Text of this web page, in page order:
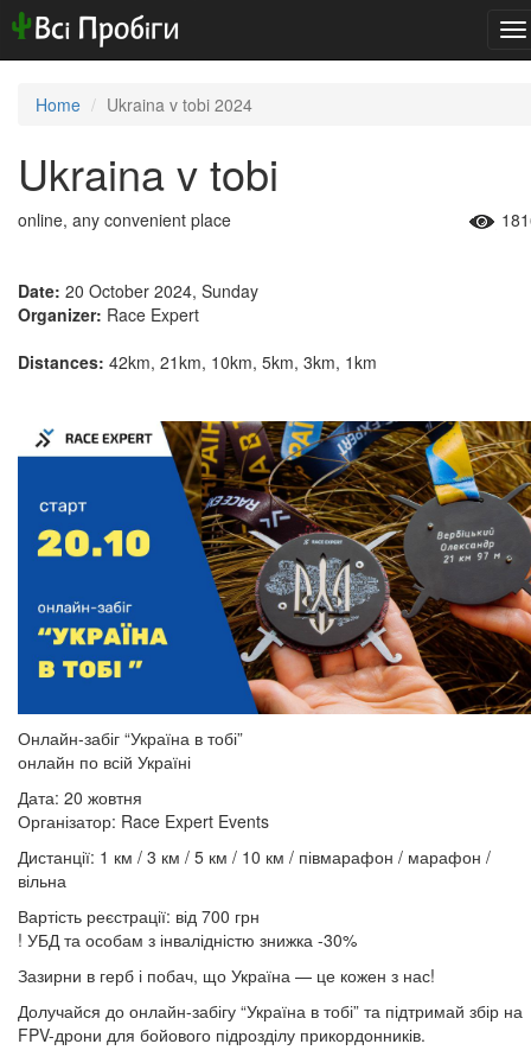
Home Ukraina v tobi 2024
Ukraina v tobi
online, any convenient place
Date: 20 October 2024, Sunday
Organizer: Race Expert
Distances: 42km, 21km, 10km, 5km, 3km, 1km
Онлайн-забіг “Україна в тобі”
онлайн по всій Україні
Дата: 20 жовтня
Організатор: Race Expert Events
Дистанції: 1 км / 3 км / 5 км / 10 км / півмарафон / марафон /
вільна
Вартість реєстрації: від 700 грн
! УБД та особам з інвалідністю знижка -30%
Зазирни в герб і побач, що Україна — це кожен з нас!
Долучайся до онлайн-забігу “Україна в тобі” та підтримай збір на
FPV-дрони для бойового підрозділу прикордонників.